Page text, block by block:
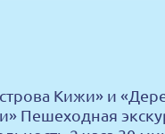
Кижи» и
Пешеходная